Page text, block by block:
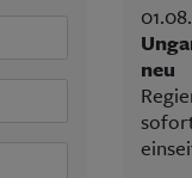
neu